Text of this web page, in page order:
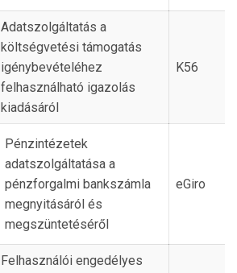
Adatszolgáltatás a
költségvetési támogatás
igénybevételéhez
felhasználható igazolás
kiadásáról
K56
Pénzintézetek
adatszolgáltatása a
pénzforgalmi bankszámla
megnyitásáról és
megszüntetéséről
eGiro
Felhasználói engedélyes